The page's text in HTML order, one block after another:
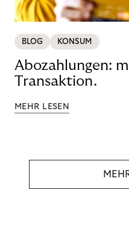
BLOG KONSUM
Abozahlungen:
Transaktion.
MEHR LESEN